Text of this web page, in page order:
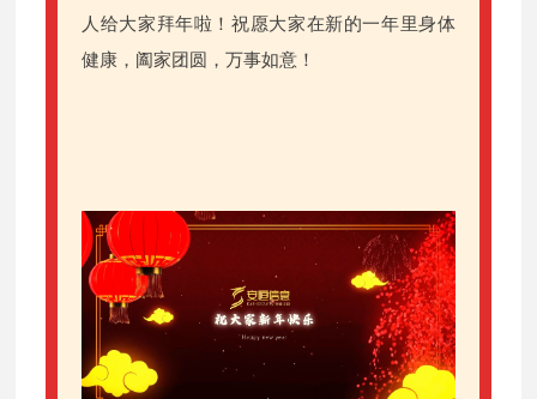
人给大家拜年啦！祝愿大家在新的一年里身体
健康，阖家团圆，万事如意！